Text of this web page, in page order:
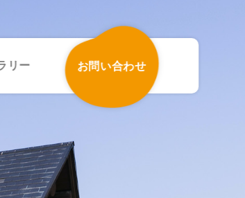
リー お問い合わせ